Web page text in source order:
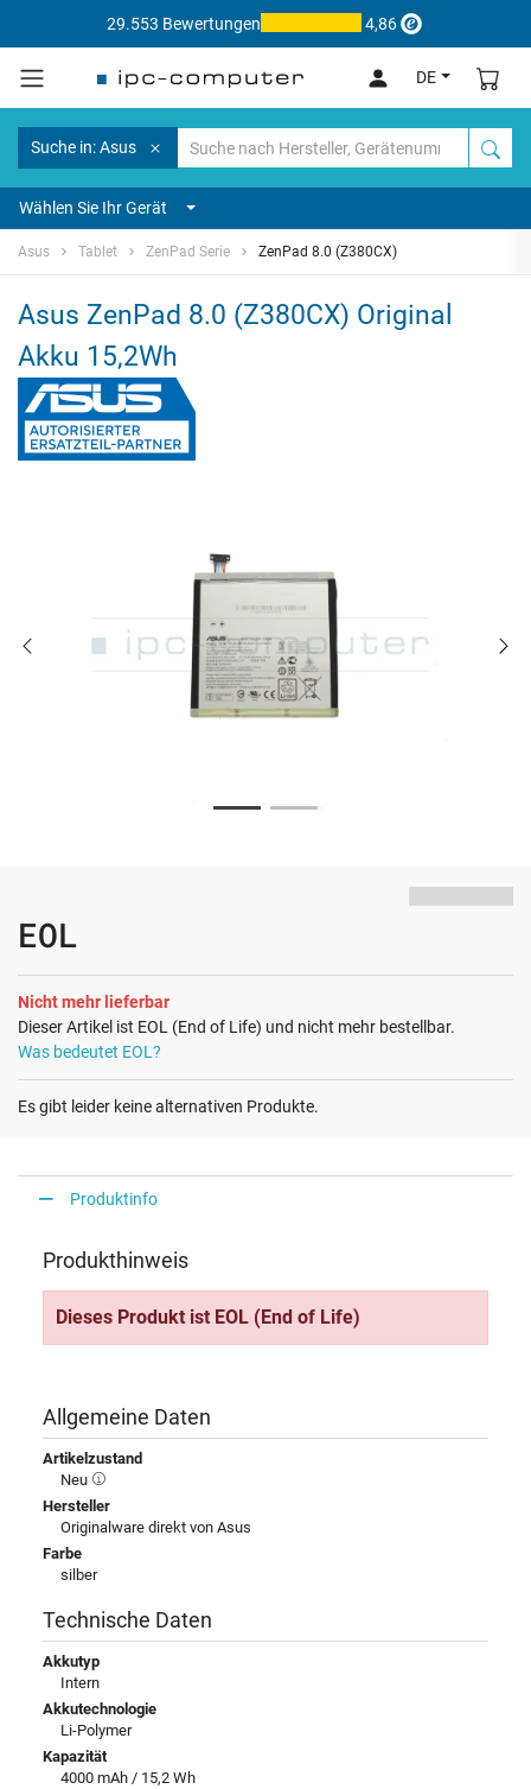
29.553 Bewertungen 4,86
DE
Suche in: Asus
Wählen Sie Ihr Gerät
Asus Tablet ZenPad Serie ZenPad 8.0 (Z380CX)
Asus ZenPad 8.0 (Z380CX) Original
Akku 15,2Wh
EOL
Nicht mehr lieferbar
Dieser Artikel ist EOL (End of Life) und nicht mehr bestellbar.
Was bedeutet EOL?
Es gibt leider keine alternativen Produkte.
Produktinfo
Produkthinweis
Dieses Produkt ist EOL (End of Life)
Allgemeine Daten
Artikelzustand
Neu
Hersteller
Originalware direkt von Asus
Farbe
silber
Technische Daten
Akkutyp
Intern
Akkutechnologie
Li-Polymer
Kapazität
4000 mAh / 15,2 Wh